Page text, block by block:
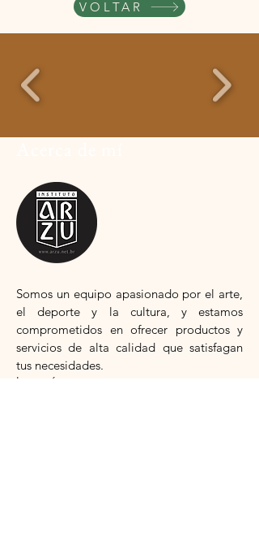
VOLTAR
Somos un equipo apasionado por el arte,
el deporte y la cultura, y estamos
comprometidos en ofrecer productos y
servicios de alta calidad que satisfagan
tus necesidades.
leer más